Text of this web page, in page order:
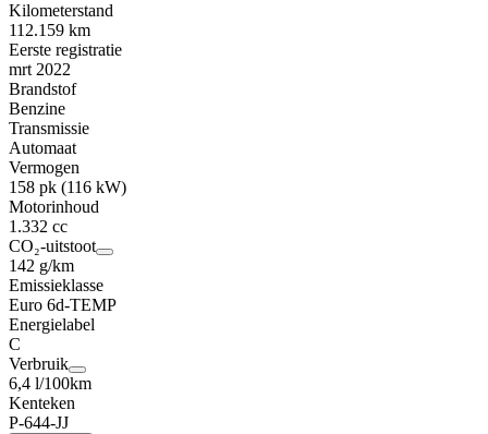
Kilometerstand
112.159 km
Eerste registratie
mrt 2022
Brandstof
Benzine
Transmissie
Automaat
Vermogen
158 pk (116 kW)
Motorinhoud
1.332 cc
CO₂-uitstoot
142 g/km
Emissieklasse
Euro 6d-TEMP
Energielabel
C
Verbruik
6,4 l/100km
Kenteken
P-644-JJ